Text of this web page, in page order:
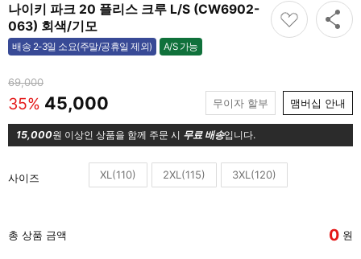
나이키 파크 20 플리스 크루 L/S (CW6902-
063) 회색/기모
배송 2-3일 소요(주말/공휴일 제외) A/S 가능
가능
69,000
35% 45,000 무이자 할부 맴버십 안내
15,000원 이상인 상품을 함께 주문 시 무료 배송입니다.
사이즈 XL(110) 2XL(115) 3XL(120)
총 상품 금액 0 원